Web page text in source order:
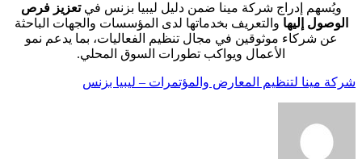
ويُسهم إدراج شركة مينا ضمن دليل ليبيا بزنس فيتعزيز فرص
الوصول إليها والتعريف بخدماتها لدى المؤسسات والجهات الباحثة
عن شركاء موثوقين في مجال تنظيم الفعاليات، بما يدعم نمو
الأعمال ويواكب تطورات السوق المحلي.
شركة مينا لتنظيم المعارض والمؤتمرات – ليبيا بزنس